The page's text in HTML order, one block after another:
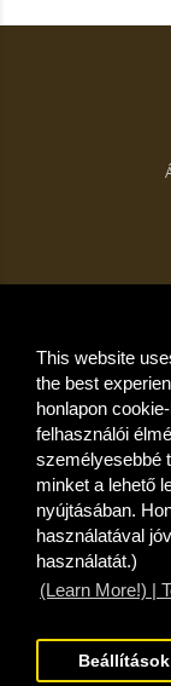
This website
the best
honlapon
felhasználói
személyesebbé
minket a lehető
nyújtásában.
használatával
használatát.)
(Learn More!) |
Beállítások